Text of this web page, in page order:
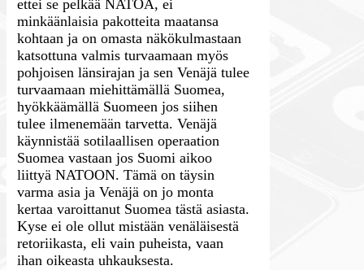
ettei se pelkää NATOA, ei
minkäänlaisia pakotteita maatansa
kohtaan ja on omasta näkökulmastaan
katsottuna valmis turvaamaan myös
pohjoisen länsirajan ja sen Venäjä tulee
turvaamaan miehittämällä Suomea,
hyökkäämällä Suomeen jos siihen
tulee ilmenemään tarvetta. Venäjä
käynnistää sotilaallisen operaation
Suomea vastaan jos Suomi aikoo
liittyä NATOON. Tämä on täysin
varma asia ja Venäjä on jo monta
kertaa varoittanut Suomea tästä asiasta.
Kyse ei ole ollut mistään venäläisestä
retoriikasta, eli vain puheista, vaan
ihan oikeasta uhkauksesta.